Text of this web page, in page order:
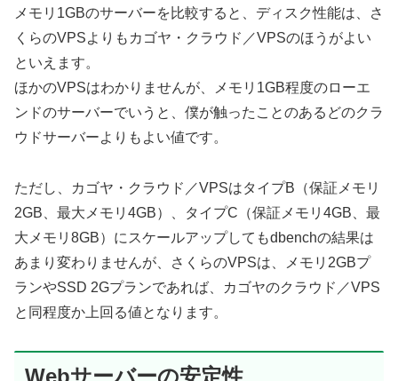
メモリ1GBのサーバーを比較すると、ディスク性能は、さ
くらのVPSよりもカゴヤ・クラウド／VPSのほうがよい
といえます。
ほかのVPSはわかりませんが、メモリ1GB程度のローエ
ンドのサーバーでいうと、僕が触ったことのあるどのクラ
ウドサーバーよりもよい値です。
ただし、カゴヤ・クラウド／VPSはタイプB（保証メモリ
2GB、最大メモリ4GB）、タイプC（保証メモリ4GB、最
大メモリ8GB）にスケールアップしてもdbenchの結果は
あまり変わりませんが、さくらのVPSは、メモリ2GBプ
ランやSSD 2Gプランであれば、カゴヤのクラウド／VPS
と同程度か上回る値となります。
Webサーバーの安定性